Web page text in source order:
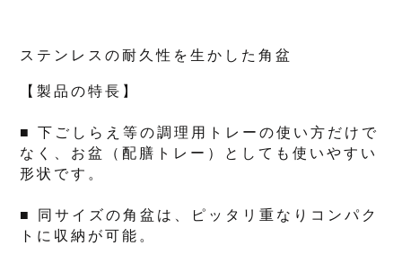
ステンレスの耐久性を生かした角盆
【製品の特長】
■ 下ごしらえ等の調理用トレーの使い方だけで
なく、お盆（配膳トレー）としても使いやすい
形状です。
■ 同サイズの角盆は、ピッタリ重なりコンパク
トに収納が可能。